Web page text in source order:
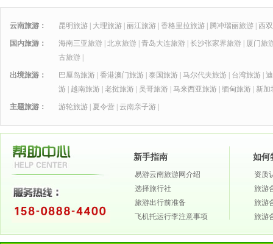
云南旅游： 昆明旅游 大理旅游 丽江旅游 香格里拉旅游 腾冲瑞丽旅游 西
国内旅游： 海南三亚旅游 北京旅游 青岛大连旅游 长沙张家界旅游
厦门旅
古旅游
出境旅游： 巴厘岛旅游 香港澳门旅游 泰国旅游 马尔代夫旅游 台湾旅游
游
越南旅游 老挝旅游 吴哥旅游 马来西亚旅游 缅甸旅游 新加
主题旅游： 游轮旅游 夏令营 云南亲子游
新手指南
易游云南旅游网介绍
选择旅行社
旅游出行前准备
飞机托运行李注意事项
如何
资质
旅游
旅游
旅游